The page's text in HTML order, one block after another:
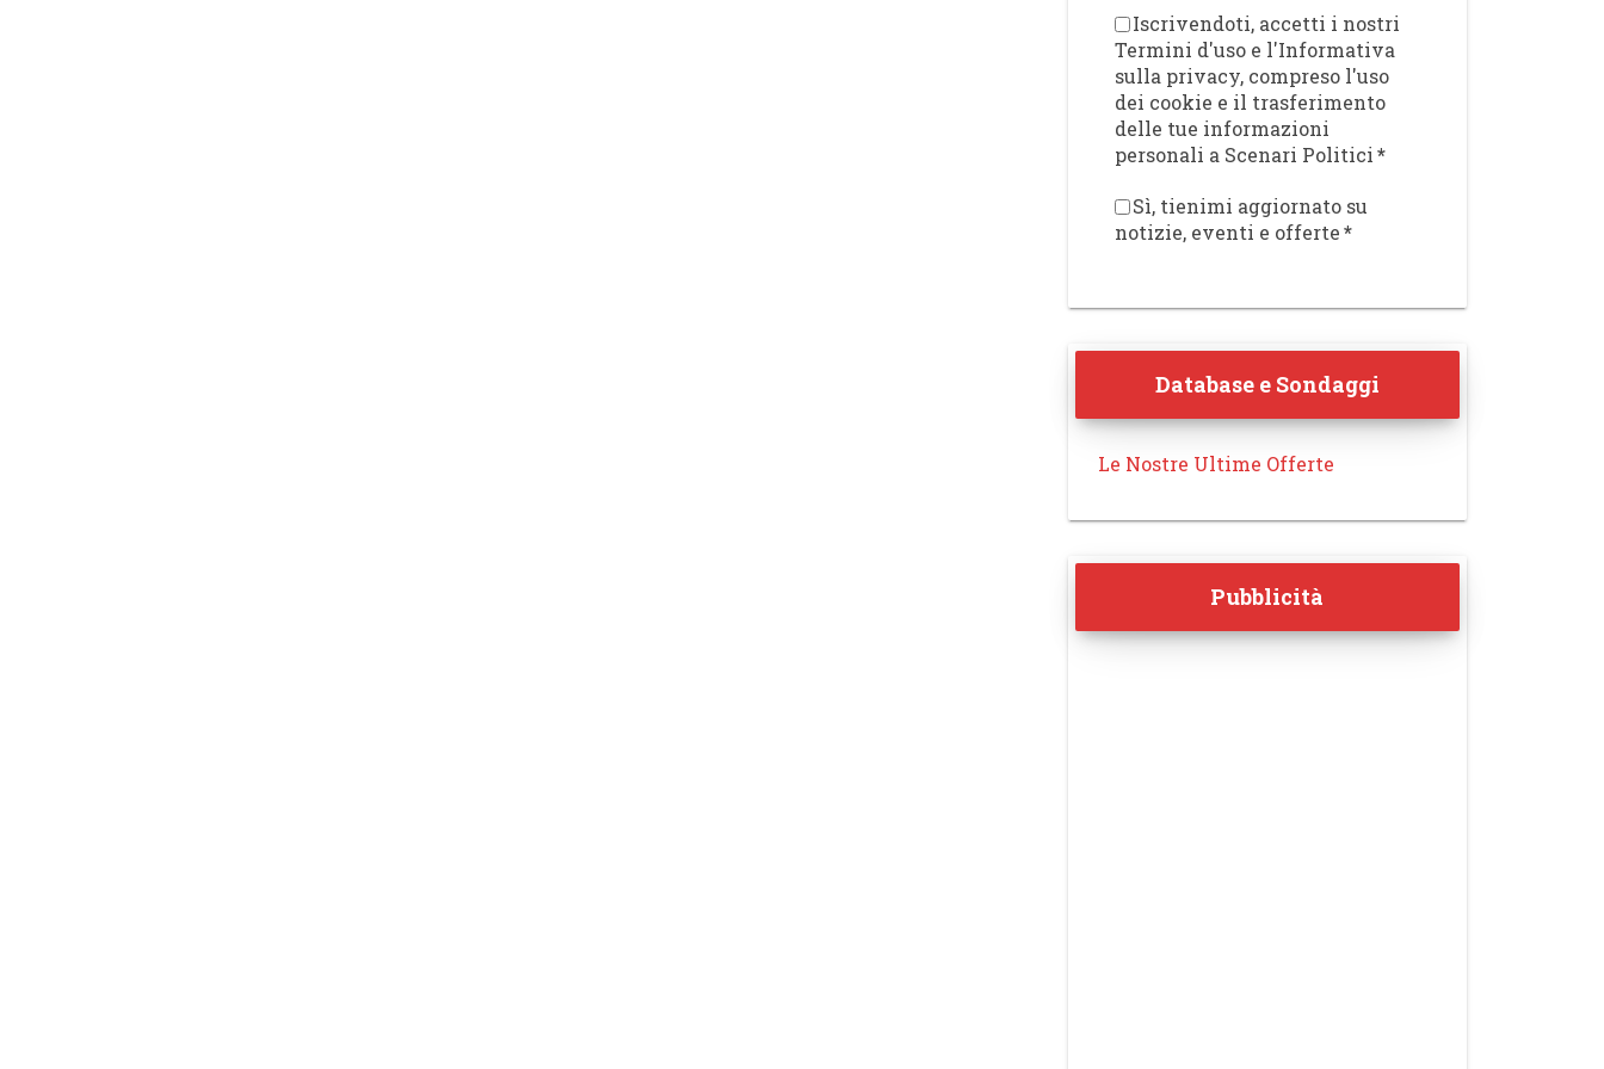
Iscrivendoti, accetti i nostri
Termini d'uso e l'Informativa
sulla privacy, compreso l'uso
dei cookie e il trasferimento
delle tue informazioni
personali a Scenari Politici*
Sì, tienimi aggiornato su
notizie, eventi e offerte*
Database e Sondaggi
Le Nostre Ultime Offerte
Pubblicità